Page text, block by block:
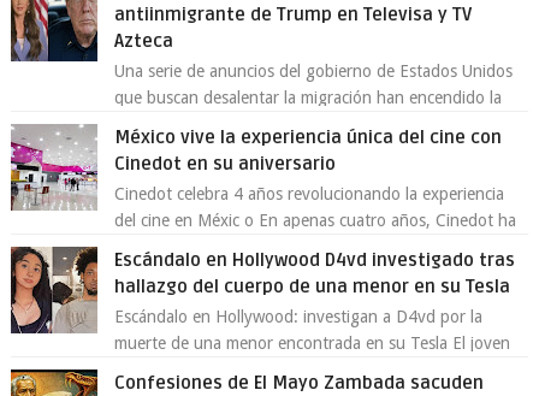
antiinmigrante de Trump en Televisa y TV
Azteca
Una serie de anuncios del gobierno de Estados Unidos
que buscan desalentar la migración han encendido la
México vive la experiencia única del cine con
Cinedot en su aniversario
Cinedot celebra 4 años revolucionando la experiencia
del cine en Méxic o En apenas cuatro años, Cinedot ha
Escándalo en Hollywood D4vd investigado tras
hallazgo del cuerpo de una menor en su Tesla
Escándalo en Hollywood: investigan a D4vd por la
muerte de una menor encontrada en su Tesla El joven
Confesiones de El Mayo Zambada sacuden